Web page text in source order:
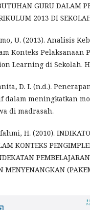
GURU DALAM
2013 DI
U. (2013). Analisis
Konteks Pelaksanaan
Learning di Sekolah.
D. I. (n.d.).
dalam meningkatkan
di madrasah.
H. (2010).
KONTEKS
MENYENANGKAN